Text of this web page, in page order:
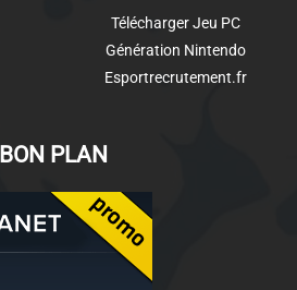
Télécharger Jeu PC
Génération Nintendo
Esportrecrutement.fr
BON PLAN